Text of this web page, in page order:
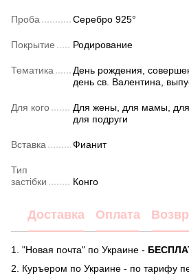
Проба Серебро 925°
Покрытие Родирование
Тематика
День рождения,
день св. Валентина,
Для кого
Для жены, для мамы, для
для подруги
Вставка Фианит
Тип
застібки
Конго
Доставка Оплата
1. "Новая почта" по Украине -
2. Куръером по Украине - по тарифу